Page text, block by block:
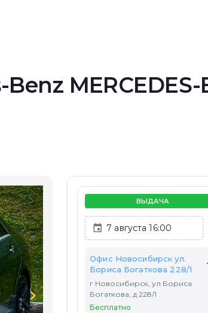
MERCEDES-
chevron_right
ВЫДАЧА
Офис Новосибирск ул.
Бориса Богаткова 228/1
г Новосибирск, ул Бориса
Богаткова, д 228/1
Бесплатно